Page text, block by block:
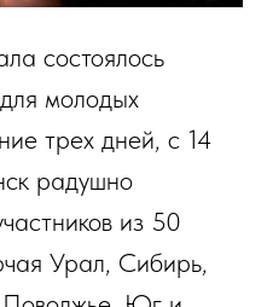
состоялось
молодых
трех дней, с 14
радушно
из 50
Урал, Сибирь,